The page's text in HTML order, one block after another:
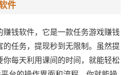
件
钱软件，它是一款任务游戏赚钱
任务，提现秒到无限制。虽然提
每天利用课间的时间，就能轻松